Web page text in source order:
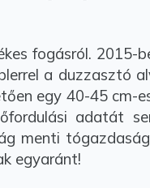
fogásról. 2015-
a duzzasztó
egy 40-45 cm-
adatát
menti
egyaránt!